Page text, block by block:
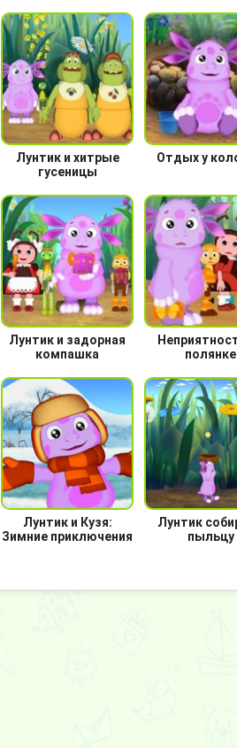
Лунтик и хитрые
гусеницы
Отдых у
Лунтик и задорная
компашка
полянке
Лунтик и Кузя:
Зимние приключения
Лунтик
пыльцу